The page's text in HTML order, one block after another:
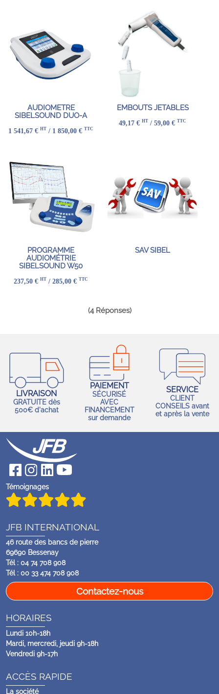
AUDIOMETRE
SIBELSOUND DUO-A
1 541,67 € HT / 1 850,00 € TTC
EMBOUTS JETABLES
49,17 € HT / 59,00 € TTC
PROGRAMME
AUDIOMÉTRIE
SIBELSOUND W50
237,50 € HT / 285,00 € TTC
SAV SIBEL
(4 Réponses)
LIVRAISON
GRATUITE dès
500€ d'achat
PAIEMENT
SÉCURISÉ
AVEC
FINANCEMENT
sur demande
SERVICE
CLIENT
CONSEILS avant
et après la vente
Témoignages
JFB INTERNATIONAL
46 route des bancs de pierre
69690 Bessenay
Tél : 04 74 708 908
Tél : 00 33 474 708 908
Contactez-nous
HORAIRES
Lundi 10h-18h
Mardi, mercredi, jeudi 9h-18h
Vendredi 9h-17h
ACCÈS RAPIDE
La société